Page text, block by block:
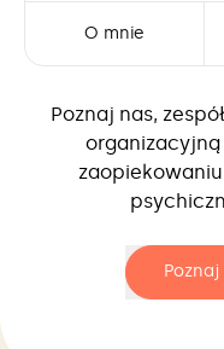
O mnie
Poznaj nas,
organizacyjną
Poznaj